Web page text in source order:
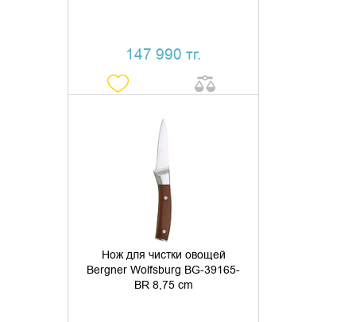
147 990 тг.
Нож для чистки овощей
Bergner Wolfsburg BG-39165-
BR 8,75 cm
ДОБАВИТЬ В КОРЗИНУ
КУПИТЬ В 1 КЛИК